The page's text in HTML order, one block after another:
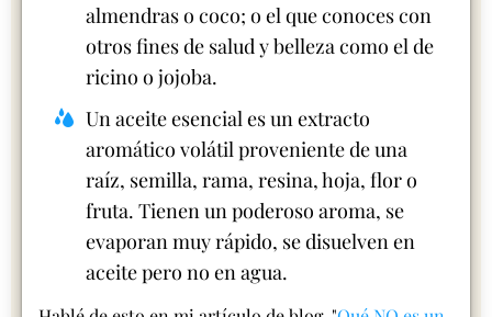
almendras o coco; o el que conoces con
otros fines de salud y belleza como el de
ricino o jojoba.
Un aceite esencial es un extracto
aromático volátil proveniente de una
raíz, semilla, rama, resina, hoja, flor o
fruta. Tienen un poderoso aroma, se
evaporan muy rápido, se disuelven en
aceite pero no en agua.